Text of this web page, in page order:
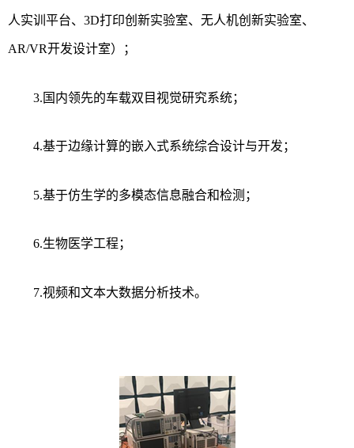
人实训平台、 3D打印创新实验室、无人机创新实验室、
AR/VR开发设计室）；
3. 国内领先的车载双目视觉研究系统；
4.基于边缘计算的嵌入式系统综合设计与开发；
5.基于仿生学的多模态信息融合和检测；
6.生物医学工程；
7.视频和文本大数据分析技术。